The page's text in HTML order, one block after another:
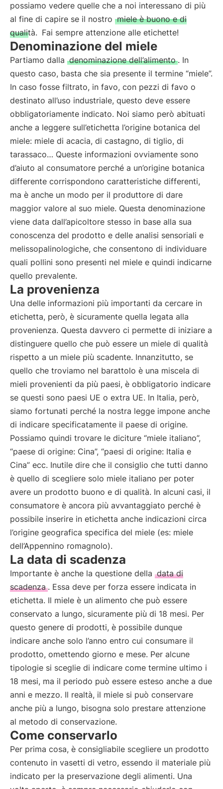
possiamo vedere quelle che a noi interessano di più
al fine di capire se il nostro miele è buono e di
qualità. Fai sempre attenzione alle etichette!
Denominazione del miele
Partiamo dalla denominazione dell’alimento . In
questo caso, basta che sia presente il termine “miele”.
In caso fosse filtrato, in favo, con pezzi di favo o
destinato all’uso industriale, questo deve essere
obbligatoriamente indicato. Noi siamo però abituati
anche a leggere sull’etichetta l’origine botanica del
miele: miele di acacia, di castagno, di tiglio, di
tarassaco… Queste informazioni ovviamente sono
d’aiuto al consumatore perché a un’origine botanica
differente corrispondono caratteristiche differenti,
ma è anche un modo per il produttore di dare
maggior valore al suo miele. Questa denominazione
viene data dall’apicoltore stesso in base alla sua
conoscenza del prodotto e delle analisi sensoriali e
melissopalinologiche, che consentono di individuare
quali pollini sono presenti nel miele e quindi indicarne
quello prevalente.
La provenienza
Una delle informazioni più importanti da cercare in
etichetta, però, è sicuramente quella legata alla
provenienza. Questa davvero ci permette di iniziare a
distinguere quello che può essere un miele di qualità
rispetto a un miele più scadente. Innanzitutto, se
quello che troviamo nel barattolo è una miscela di
mieli provenienti da più paesi, è obbligatorio indicare
se questi sono paesi UE o extra UE. In Italia, però,
siamo fortunati perché la nostra legge impone anche
di indicare specificatamente il paese di origine.
Possiamo quindi trovare le diciture “miele italiano”,
“paese di origine: Cina”, “paesi di origine: Italia e
Cina” ecc. Inutile dire che il consiglio che tutti danno
è quello di scegliere solo miele italiano per poter
avere un prodotto buono e di qualità. In alcuni casi, il
consumatore è ancora più avvantaggiato perché è
possibile inserire in etichetta anche indicazioni circa
l’origine geografica specifica del miele (es: miele
dell’Appennino romagnolo).
La data di scadenza
Importante è anche la questione della data di
scadenza . Essa deve per forza essere indicata in
etichetta. Il miele è un alimento che può essere
conservato a lungo, sicuramente più di 18 mesi. Per
questo genere di prodotti, è possibile dunque
indicare anche solo l’anno entro cui consumare il
prodotto, omettendo giorno e mese. Per alcune
tipologie si sceglie di indicare come termine ultimo i
18 mesi, ma il periodo può essere esteso anche a due
anni e mezzo. Il realtà, il miele si può conservare
anche più a lungo, bisogna solo prestare attenzione
al metodo di conservazione.
Come conservarlo
Per prima cosa, è consigliabile scegliere un prodotto
contenuto in vasetti di vetro, essendo il materiale più
indicato per la preservazione degli alimenti. Una